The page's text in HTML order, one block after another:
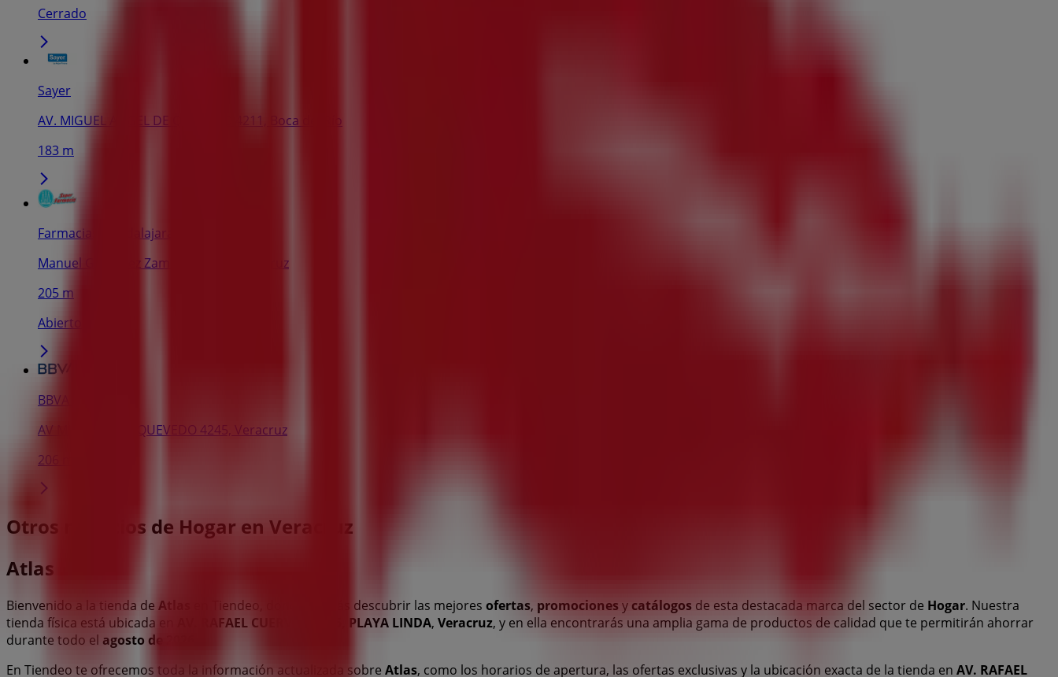
Cerrado
Sayer
AV. MIGUEL ANGEL DE QUEVEDO 4211, Boca del Río
183 m
Farmacias Guadalajara
Manuel Gutiérrez Zamora #1858, Veracruz
205 m
Abierto
BBVA Bancomer
AV MIGUEL A DE QUEVEDO 4245, Veracruz
206 m
Otros negocios de Hogar en Veracruz
Atlas
Bienvenido a la tienda de Atlas en Tiendeo, donde podrás descubrir las mejores ofertas, promociones y catálogos de esta destacada marca del sector de Hogar. Nuestra
tienda física está ubicada en
AV. RAFAEL CUERVO , #105, PLAYA LINDA, Veracruz, y en ella encontrarás una amplia gama de productos de calidad que te permitirán ahorrar
durante todo el agosto de 2026
En Tiendeo te ofrecemos toda la información actualizada sobre Atlas, como los horarios de apertura, las ofertas exclusivas y la ubicación exacta de la tienda en AV. RAFAEL